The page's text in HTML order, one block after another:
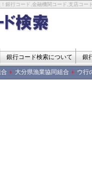
銀行コード,金融機関コード,支店コー
銀行コード検索について 銀
合 大分県漁業協同組合 ウ行